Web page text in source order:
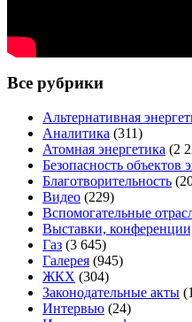
Все рубрики
Альтернативная
Аналитика (311)
Атомная энергетика (2
Безопасность объектов
Благотворительность
Видео (229)
Вспомогательные
Выставки,
Газ (3 645)
Галерея (945)
ЖКХ (304)
Законодательные акты
Интервью (24)